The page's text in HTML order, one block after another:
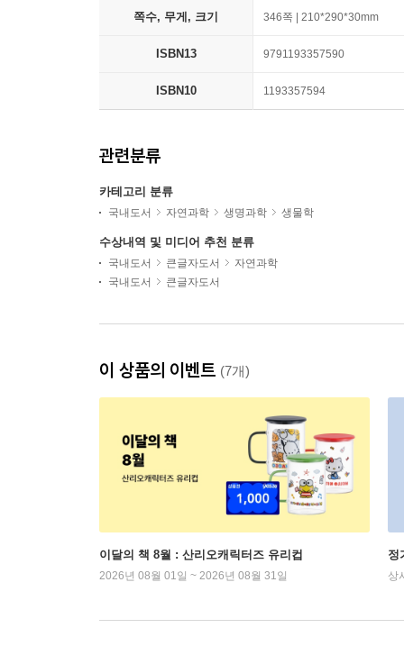
쪽수, 무게, 크기 346쪽 | 210*290*30mm
ISBN13 9791193357590
ISBN10 1193357594
관련분류
카테고리 분류
국내도서 자연과학 생명과학 생물학
수상내역 및 미디어 추천 분류
국내도서 큰글자도서
자연과학
국내도서
큰글자도서
이 상품의 이벤트 (7개)
이달의 책 8월 : 산리오캐릭터즈 유리컵
2026년 08월 01일 ~ 2026년 08월 31일
정
상